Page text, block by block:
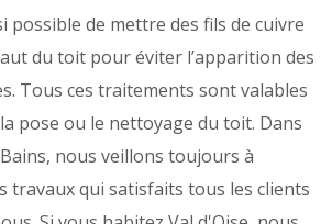
possible de mettre des fils de cuivre
du toit pour éviter l’apparition des
Tous ces traitements sont valables
pose ou le nettoyage du toit. Dans
nous veillons toujours à
travaux qui satisfaits tous les clients